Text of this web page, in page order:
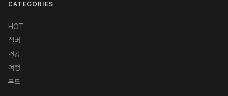
CATEGORIES
HOT
실버
건강
여행
푸드